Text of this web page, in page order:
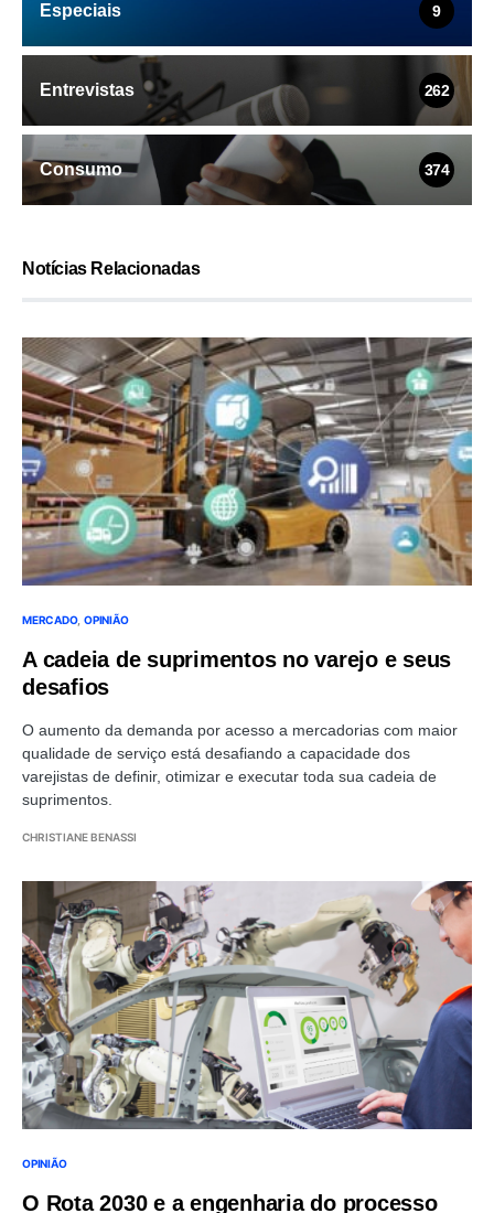
Especiais 9
Entrevistas 262
Consumo 374
Notícias Relacionadas
MERCADO OPINIÃO
A cadeia de suprimentos no varejo e seus
desafios
O aumento da demanda por acesso a mercadorias com maior
qualidade de serviço está desafiando a capacidade dos
varejistas de definir, otimizar e executar toda sua cadeia de
suprimentos.
CHRISTIANE BENASSI
OPINIÃO
O Rota 2030 e a engenharia do processo